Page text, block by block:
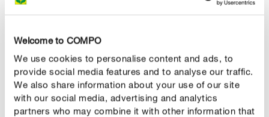
Welcome to COMPO
We use cookies to personalise content and ads, to
provide social media features and to analyse our traffic.
We also share information about your use of our site
with our social media, advertising and analytics
partners who may combine it with other information that
Pendant ce temps, râpez un peu de zeste du citron
vert.
Mettez le beurre et le sucre dans un bol et mélangez
au robot jusqu’à obtention d’une crème.